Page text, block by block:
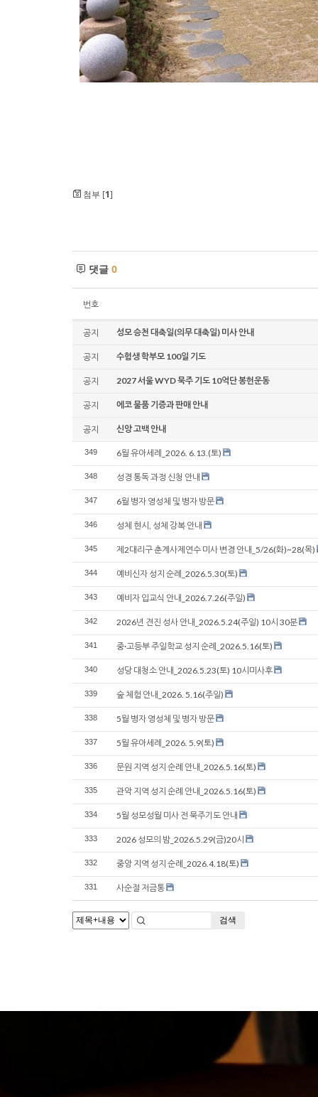
첨부 [1]
댓글 0
번호
공지 성모 승천 대축일(의무 대축일) 미사 안내
공지 수험생 학부모 100일 기도
공지 2027 서울 WYD 묵주 기도 10억단 봉헌운동
공지 에코 물품 기증과 판매 안내
공지 신앙 고백 안내
349 6월 유아세례_2026. 6.13.(토)
348 성경 통독 과정 신청 안내
347 6월 병자 영성체 및 병자 방문
346 성체 현시, 성체 강복 안내
345 제2대리구 춘계사제연수 미사 변경 안내_5/26(화)~28(목)
344 예비신자 성지 순례_2026.5.30(토)
343 예비자 입교식 안내_2026.7.26(주일)
342 2026년 견진 성사 안내_2026.5.24(주일) 10시 30분
341 중·고등부 주일학교 성지 순례_2026.5.16(토)
340 성당 대청소 안내_2026.5.23(토) 10시미사후
339 숲 체험 안내_2026. 5.16(주일)
338 5월 병자 영성체 및 병자 방문
337 5월 유아세례_2026. 5.9(토)
336 문원 지역 성지 순례 안내_2026.5.16(토)
335 관악 지역 성지 순례 안내_2026.5.16(토)
334 5월 성모성월 미사 전 묵주기도 안내
333 2026 성모의 밤_2026.5.29(금)20시
332 중앙 지역 성지 순례_2026.4.18(토)
331 사순절 저금통
검색